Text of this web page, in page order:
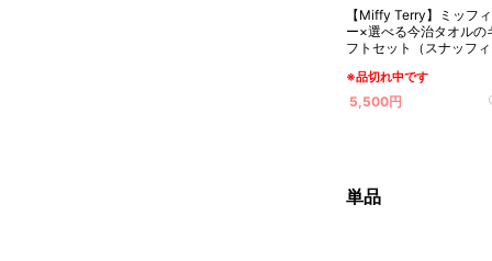
【Miffy Terry】ミッフィ
ー×選べる今治タオルの
フトセット（スナッフィ
※品切れ中です
5,500円
単品